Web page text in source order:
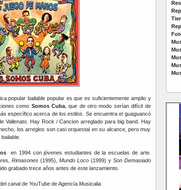
popular bailable popular es que es suficientemente amplio y
como Somos Cuba , que de otro modo serían difícil de
específico acerca de los estilos. Se encuentra el guaguancó
Vallenato. Hay Rock / Cancion arreglado para big band. Hay
los arreglos son casi orquestal en su alcance, pero muy
en 1994 con jóvenes estudiantes de la escuelas de arte.
Rimasones (1995), Mundo Loco(1999) y Son Demasiado
grabado trece años antes de este lanzamiento.
canal de YouTube de Agencía Musicalia